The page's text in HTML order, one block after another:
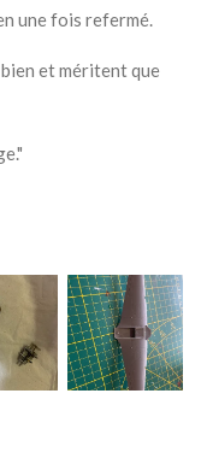
une fois refermé.
et méritent que